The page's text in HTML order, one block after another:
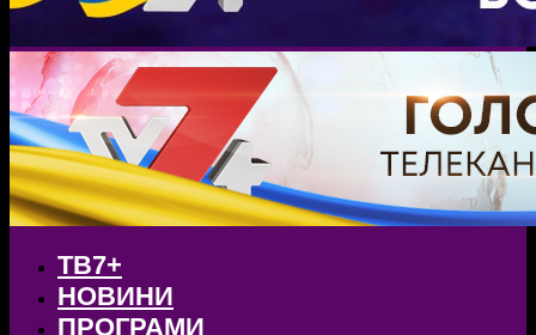
ТВ7+
НОВИНИ
ПРОГРАМИ